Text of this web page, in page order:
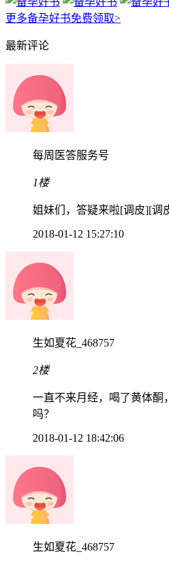
更多备孕好书免费领取>
最新评论
每周医答服务号
1楼
姐妹们，答疑来啦[调皮][调
2018-01-12 15:27:10
生如夏花_468757
2楼
一直不来月经，喝了黄体酮
吗？
2018-01-12 18:42:06
生如夏花_468757